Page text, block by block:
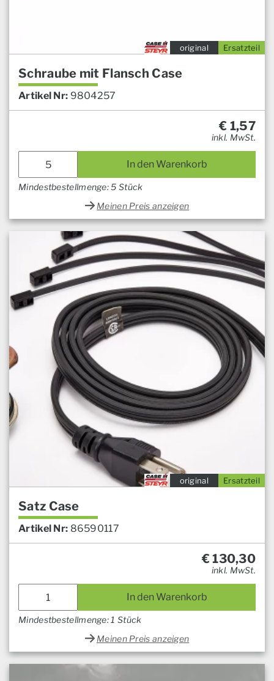
Ersatzteil
original
Schraube mit Flansch Case
Artikel Nr: 9804257
€ 1,57
inkl. MwSt.
In den Warenkorb
Mindestbestellmenge: 5 Stück
Meinen Preis anzeigen
Ersatzteil
original
Satz Case
Artikel Nr: 86590117
€130,30
inkl. MwSt.
In den Warenkorb
Mindestbestellmenge: 1 Stück
Meinen Preis anzeigen